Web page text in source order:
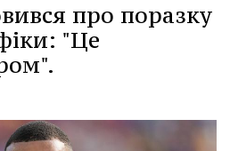
про поразку
"Це